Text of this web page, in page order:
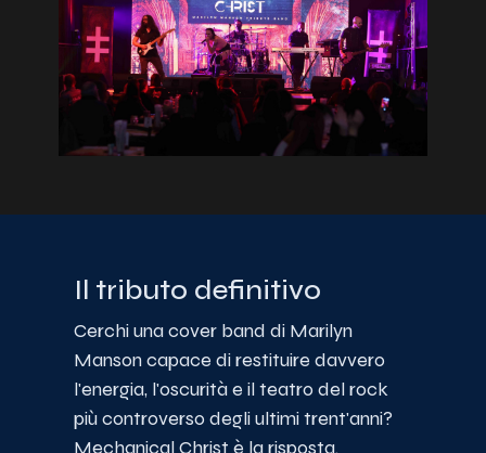
Il tributo definitivo
Cerchi una cover band di Marilyn
Manson capace di restituire davvero
l'energia, l'oscurità e il teatro del rock
più controverso degli ultimi trent'anni?
Mechanical Christ è la risposta.